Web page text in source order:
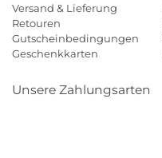
Versand & Lieferung
Retouren
Gutscheinbedingungen
Geschenkkarten
Unsere Zahlungsarten